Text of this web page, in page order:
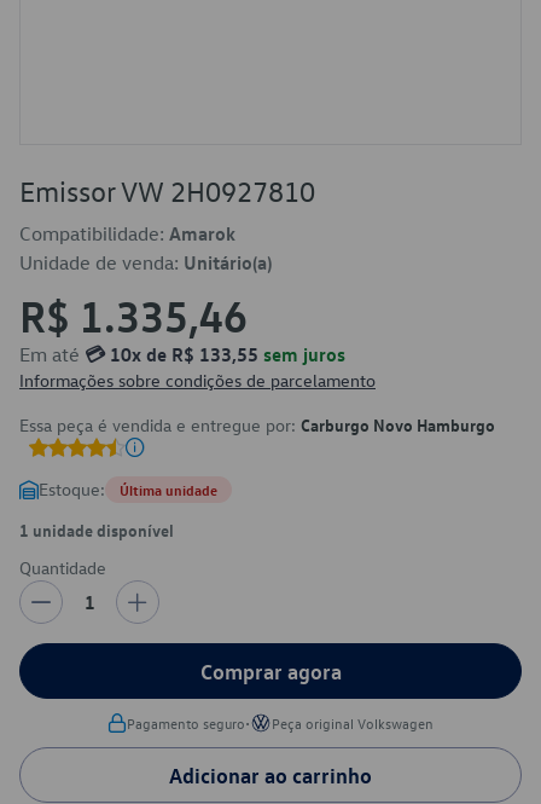
Emissor VW 2H0927810
Compatibilidade: Amarok
Unidade de venda: Unitário(a)
R$ 1.335,46
Em até 💳 10x de R$ 133,55 sem juros
Informações sobre condições de parcelamento
Essa peça é vendida e entregue por: Carburgo Novo Hamburgo
Estoque: Última unidade
1 unidade disponível
Quantidade
1
Comprar agora
Pagamento seguro• Peça original Volkswagen
Adicionar ao carrinho